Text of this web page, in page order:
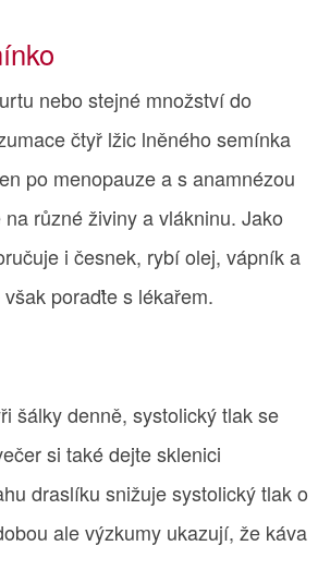
nebo stejné množství do
čtyř lžic lněného semínka
po menopauze a s anamnézou
různé živiny a vlákninu. Jako
i česnek, rybí olej, vápník a
poraďte s lékařem.
šálky denně, systolický tlak se
si také dejte sklenici
draslíku snižuje systolický tlak o
ale výzkumy ukazují, že káva